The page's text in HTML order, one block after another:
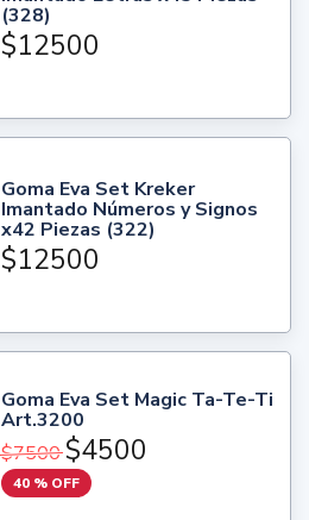
(328)
$12500
Goma Eva Set Kreker
Imantado Números y Signos
x42 Piezas (322)
$12500
Goma Eva Set Magic Ta-Te-Ti
Art.3200
$7500 $4500
40 % OFF